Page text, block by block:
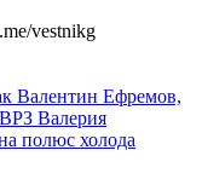
vestnikg
Валентин Ефремов,
Валерия
полюс холода